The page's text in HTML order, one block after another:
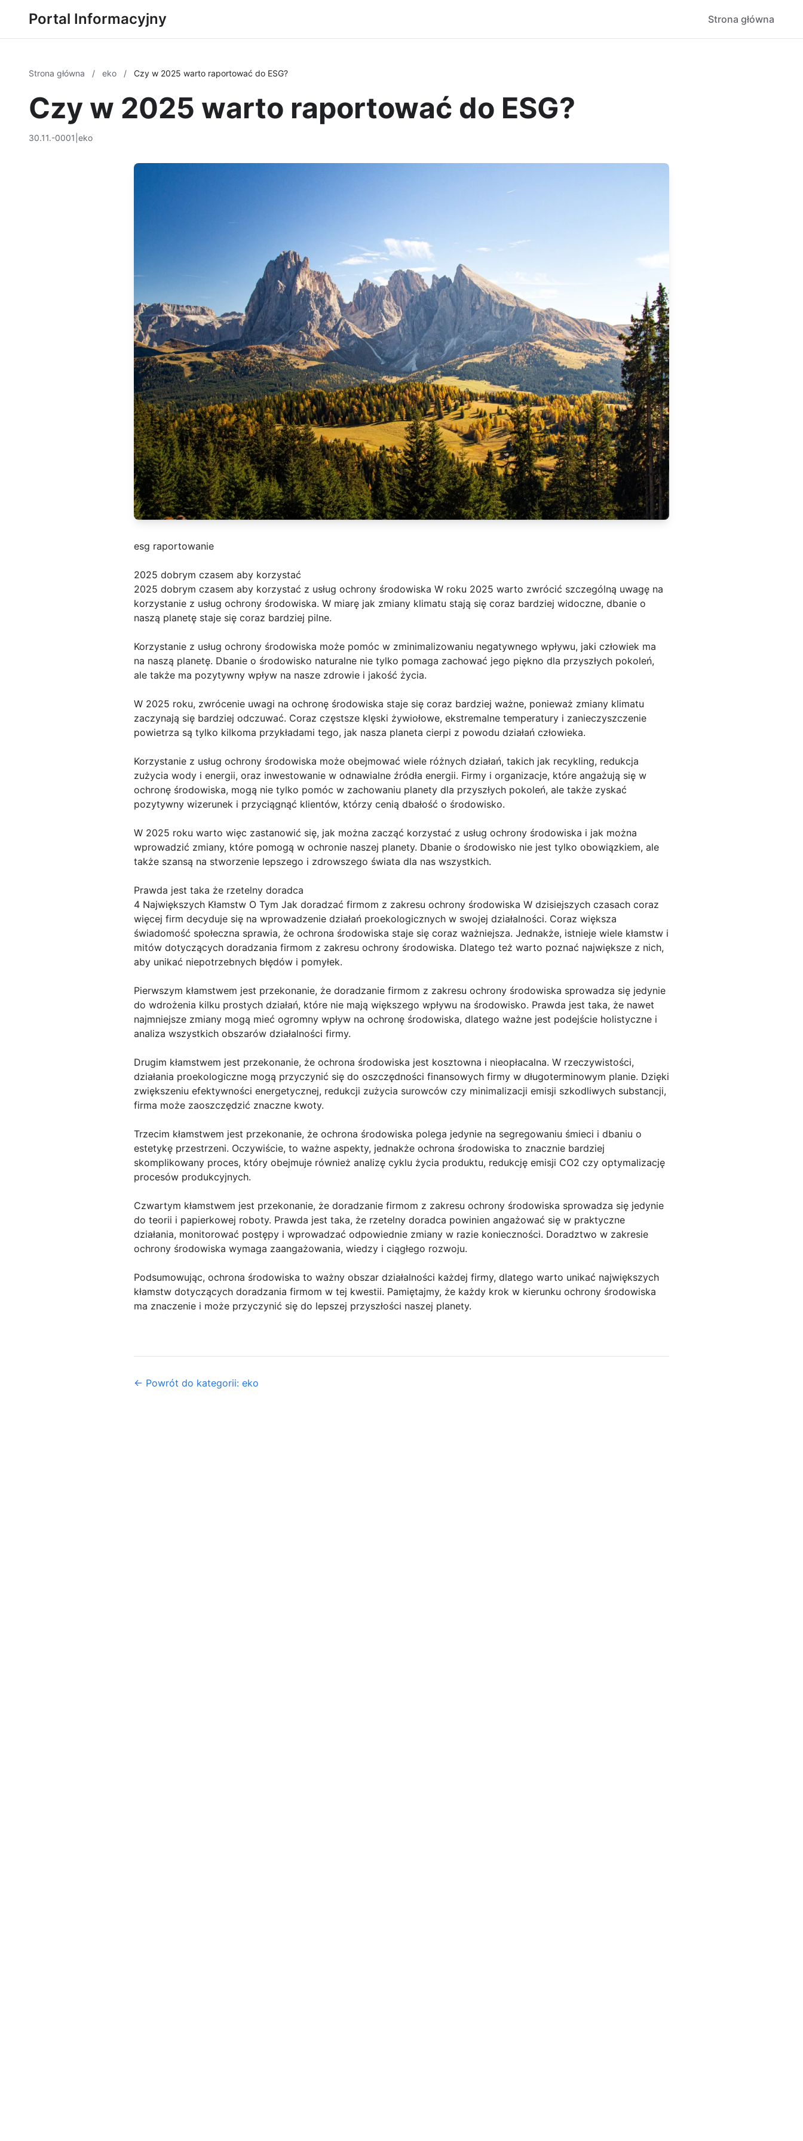
Portal Informacyjny Strona główna
Strona główna / eko / Czy w 2025 warto raportować do ESG?
Czy w 2025 warto raportować do ESG?
30.11.-0001 eko
esg raportowanie
2025 dobrym czasem aby korzystać
2025 dobrym czasem aby korzystać z usług ochrony środowiska W roku 2025 warto zwrócić szczególną uwagę na
korzystanie z usług ochrony środowiska. W miarę jak zmiany klimatu stają się coraz bardziej widoczne, dbanie o
naszą planetę staje się coraz bardziej pilne.
Korzystanie z usług ochrony środowiska może pomóc w zminimalizowaniu negatywnego wpływu, jaki człowiek ma
na naszą planetę. Dbanie o środowisko naturalne nie tylko pomaga zachować jego piękno dla przyszłych pokoleń,
ale także ma pozytywny wpływ na nasze zdrowie i jakość życia.
W 2025 roku, zwrócenie uwagi na ochronę środowiska staje się coraz bardziej ważne, ponieważ zmiany klimatu
zaczynają się bardziej odczuwać. Coraz częstsze klęski żywiołowe, ekstremalne temperatury i zanieczyszczenie
powietrza są tylko kilkoma przykładami tego, jak nasza planeta cierpi z powodu działań człowieka.
Korzystanie z usług ochrony środowiska może obejmować wiele różnych działań, takich jak recykling, redukcja
zużycia wody i energii, oraz inwestowanie w odnawialne źródła energii. Firmy i organizacje, które angażują się w
ochronę środowiska, mogą nie tylko pomóc w zachowaniu planety dla przyszłych pokoleń, ale także zyskać
pozytywny wizerunek i przyciągnąć klientów, którzy cenią dbałość o środowisko.
W 2025 roku warto więc zastanowić się, jak można zacząć korzystać z usług ochrony środowiska i jak można
wprowadzić zmiany, które pomogą w ochronie naszej planety. Dbanie o środowisko nie jest tylko obowiązkiem, ale
także szansą na stworzenie lepszego i zdrowszego świata dla nas wszystkich.
Prawda jest taka że rzetelny doradca
4 Największych Kłamstw O Tym Jak doradzać firmom z zakresu ochrony środowiska W dzisiejszych czasach coraz
więcej firm decyduje się na wprowadzenie działań proekologicznych w swojej działalności. Coraz większa
świadomość społeczna sprawia, że ochrona środowiska staje się coraz ważniejsza. Jednakże, istnieje wiele kłamstw i
mitów dotyczących doradzania firmom z zakresu ochrony środowiska. Dlatego też warto poznać największe z nich,
aby unikać niepotrzebnych błędów i pomyłek.
Pierwszym kłamstwem jest przekonanie, że doradzanie firmom z zakresu ochrony środowiska sprowadza się jedynie
do wdrożenia kilku prostych działań, które nie mają większego wpływu na środowisko. Prawda jest taka, że nawet
najmniejsze zmiany mogą mieć ogromny wpływ na ochronę środowiska, dlatego ważne jest podejście holistyczne i
analiza wszystkich obszarów działalności firmy.
Drugim kłamstwem jest przekonanie, że ochrona środowiska jest kosztowna i nieopłacalna. W rzeczywistości,
działania proekologiczne mogą przyczynić się do oszczędności finansowych firmy w długoterminowym planie. Dzięki
zwiększeniu efektywności energetycznej, redukcji zużycia surowców czy minimalizacji emisji szkodliwych substancji,
firma może zaoszczędzić znaczne kwoty.
Trzecim kłamstwem jest przekonanie, że ochrona środowiska polega jedynie na segregowaniu śmieci i dbaniu o
estetykę przestrzeni. Oczywiście, to ważne aspekty, jednakże ochrona środowiska to znacznie bardziej
skomplikowany proces, który obejmuje również analizę cyklu życia produktu, redukcję emisji CO2 czy optymalizację
procesów produkcyjnych.
Czwartym kłamstwem jest przekonanie, że doradzanie firmom z zakresu ochrony środowiska sprowadza się jedynie
do teorii i papierkowej roboty. Prawda jest taka, że rzetelny doradca powinien angażować się w praktyczne
działania, monitorować postępy i wprowadzać odpowiednie zmiany w razie konieczności. Doradztwo w zakresie
ochrony środowiska wymaga zaangażowania, wiedzy i ciągłego rozwoju.
Podsumowując, ochrona środowiska to ważny obszar działalności każdej firmy, dlatego warto unikać największych
kłamstw dotyczących doradzania firmom w tej kwestii. Pamiętajmy, że każdy krok w kierunku ochrony środowiska
ma znaczenie i może przyczynić się do lepszej przyszłości naszej planety.
← Powrót do kategorii: eko